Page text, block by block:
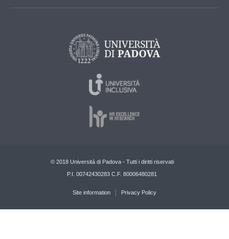
© 2018 Università di Padova - Tutti i diritti riservati
P.I. 00742430283 C.F. 80006480281
Site information Privacy Policy